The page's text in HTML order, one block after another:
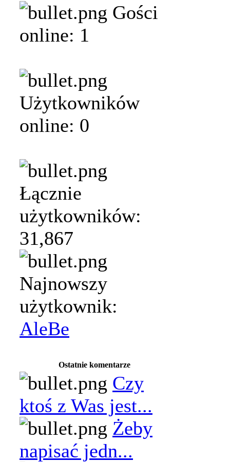
Gości
online: 1
Użytkowników
online: 0
Łącznie
użytkowników:
31,867
Najnowszy
użytkownik:
AleBe
Ostatnie komentarze
Czy
ktoś z Was jest...
Żeby
napisać jedn...